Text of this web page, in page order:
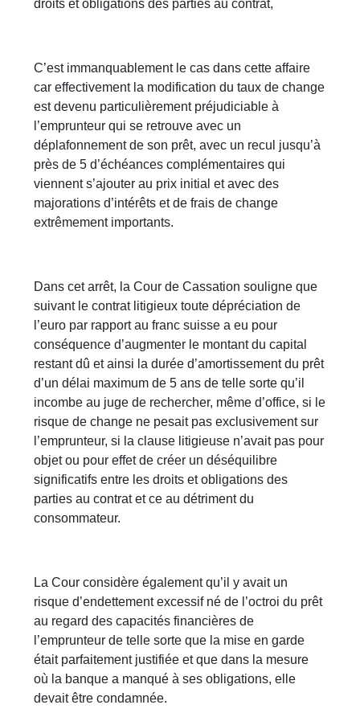
droits et obligations des parties au contrat,
C’est immanquablement le cas dans cette affaire
car effectivement la modification du taux de change
est devenu particulièrement préjudiciable à
l’emprunteur qui se retrouve avec un
déplafonnement de son prêt, avec un recul jusqu’à
près de 5 d’échéances complémentaires qui
viennent s’ajouter au prix initial et avec des
majorations d’intérêts et de frais de change
extrêmement importants.
Dans cet arrêt, la Cour de Cassation souligne que
suivant le contrat litigieux toute dépréciation de
l’euro par rapport au franc suisse a eu pour
conséquence d’augmenter le montant du capital
restant dû et ainsi la durée d’amortissement du prêt
d’un délai maximum de 5 ans de telle sorte qu’il
incombe au juge de rechercher, même d’office, si le
risque de change ne pesait pas exclusivement sur
l’emprunteur, si la clause litigieuse n’avait pas pour
objet ou pour effet de créer un déséquilibre
significatifs entre les droits et obligations des
parties au contrat et ce au détriment du
consommateur.
La Cour considère également qu’il y avait un
risque d’endettement excessif né de l’octroi du prêt
au regard des capacités financières de
l’emprunteur de telle sorte que la mise en garde
était parfaitement justifiée et que dans la mesure
où la banque a manqué à ses obligations, elle
devait être condamnée.